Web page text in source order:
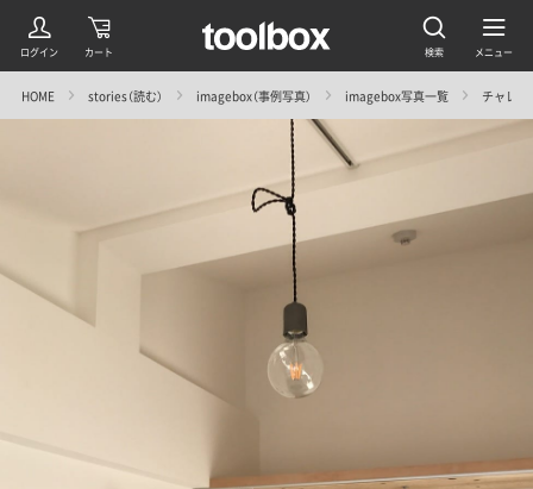
HOME stories（読む） imagebox（事例写真） imagebox写真一覧 チャレ